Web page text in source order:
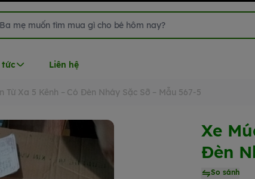
tức Liên hệ
Từ Xa 5 Kênh – Có Đèn Nháy Sặc Sỡ – Mẫu 567-5
Xe
Đèn
So sánh